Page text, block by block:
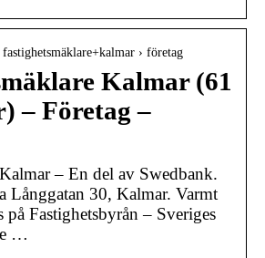
› företag
Kalmar (61
– Företag –
– En del av Swedbank.
Långgatan 30, Kalmar. Varmt
Fastighetsbyrån – Sveriges
…